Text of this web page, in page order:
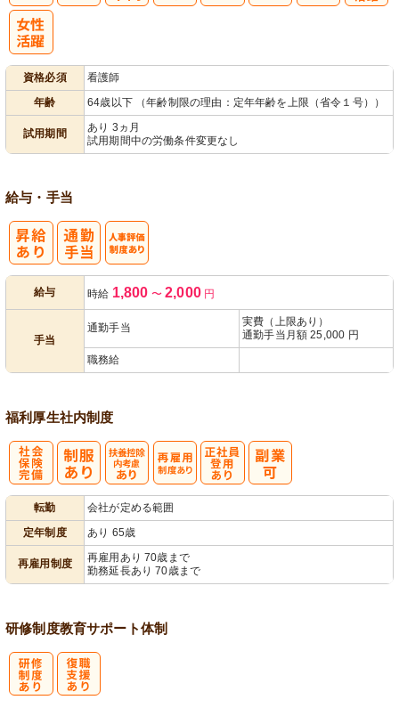
資格必須
看護師
年齢
64歳以下 （年齢制限の理由：定年年齢を上限（省令１号））
試用期間
あり 3ヵ月
試用期間中の労働条件変更なし
給与・手当
給与 時給 1,800 〜 2,000円
手当
通勤手当
実費（上限あり）
通勤手当月額 25,000 円
職務給
福利厚生社内制度
転勤
会社が定める範囲
定年制度
あり 65歳
再雇用制度
再雇用あり 70歳まで
勤務延長あり 70歳まで
研修制度教育サポート体制